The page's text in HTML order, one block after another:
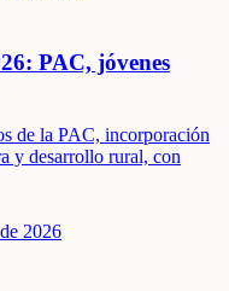
PAC, jóvenes
de la PAC, incorporación
y desarrollo rural, con
2026